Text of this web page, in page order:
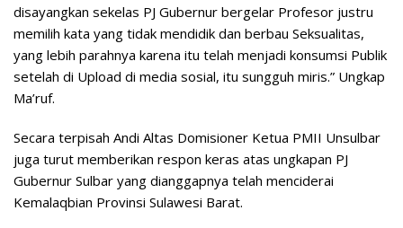
disayangkan sekelas PJ Gubernur bergelar Profesor justru
memilih kata yang tidak mendidik dan berbau Seksualitas,
yang lebih parahnya karena itu telah menjadi konsumsi Publik
setelah di Upload di media sosial, itu sungguh miris.” Ungkap
Ma’ruf.
Secara terpisah Andi Altas Domisioner Ketua PMII Unsulbar
juga turut memberikan respon keras atas ungkapan PJ
Gubernur Sulbar yang dianggapnya telah menciderai
Kemalaqbian Provinsi Sulawesi Barat.